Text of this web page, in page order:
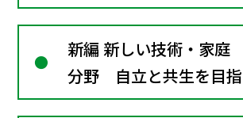
新編 新しい技術・家
分野 自立と共生を目